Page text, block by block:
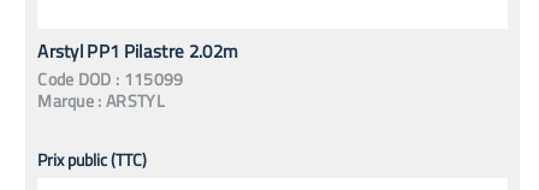
Arstyl PP1 Pilastre 2.02m
Code DOD : 115099
Marque :ARSTYL
Prix public (TTC)